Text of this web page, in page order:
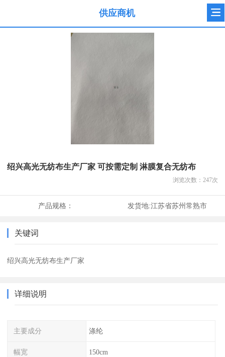
供应商机
绍兴高光无纺布生产厂家 可按需定制 淋膜复合无纺布
浏览次数： 247次
产品规格： 发货地:江苏省苏州常熟市
关键词
绍兴高光无纺布生产厂家
详细说明
主要成分 涤纶
幅宽 150cm